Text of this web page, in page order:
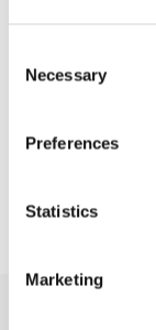
Selection
Necessary
Preferences
Statistics
Marketing
1 2